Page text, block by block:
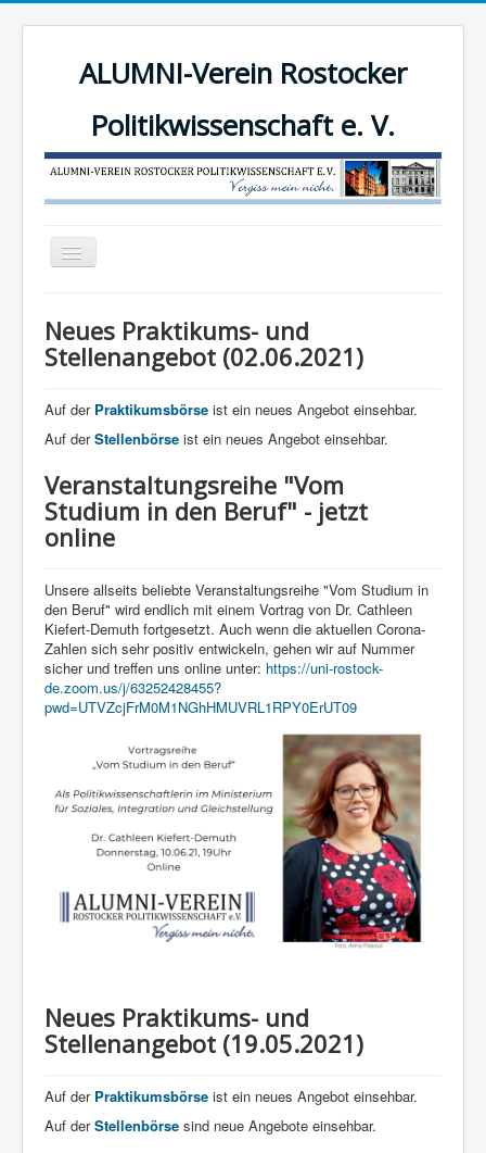
ALUMNI-Verein Rostocker
Politikwissenschaft e. V.
Navigation
Der Verein
Mitgliederbereich
Kontakt und Impressum
Neues Praktikums- und
Stellenangebot (02.06.2021)
Auf der Praktikumsbörse ist ein neues Angebot einsehbar.
Auf derStellenbörse ist ein neues Angebot einsehbar.
Veranstaltungsreihe "Vom
Studium in den Beruf" - jetzt
online
Unsere allseits beliebte Veranstaltungsreihe "Vom Studium in
den Beruf" wird endlich mit einem Vortrag von Dr. Cathleen
Kiefert-Demuth fortgesetzt. Auch wenn die aktuellen Corona-
Zahlen sich sehr positiv entwickeln, gehen wir auf Nummer
sicher und treffen uns online unter: https://uni-rostock-
de.zoom.us/j/63252428455?
pwd=UTVZcjFrM0M1NGhHMUVRL1RPY0ErUT09
Neues Praktikums- und
Stellenangebot (19.05.2021)
Auf der Praktikumsbörse ist ein neues Angebot einsehbar.
Auf derStellenbörse sind neue Angebote einsehbar.